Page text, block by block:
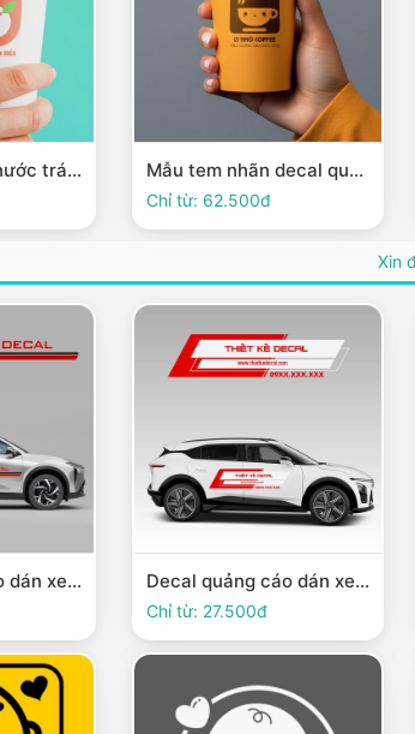
Tem dán ly trà, nước trái cây thiết kế đơn giản và màu sắc nổi bật Mẫu tem nhãn decal quán cafe thiết kế ấn tượng, dễ thương
Chỉ từ: 62.500đ
Xin
Decal quảng cáo dán xe Ô tô 3 Decal quảng cáo dán xe Ô tô 2
Chỉ từ: 27.500đ